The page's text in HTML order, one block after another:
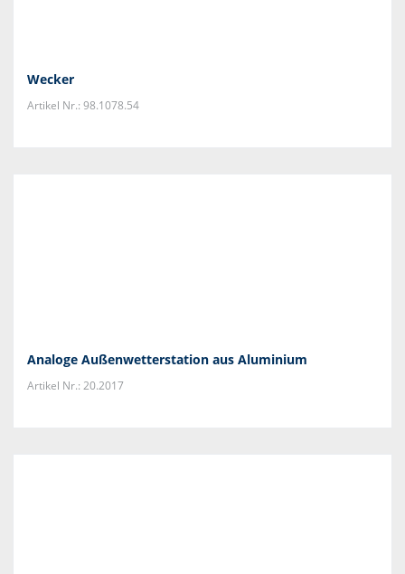
Wecker
Artikel Nr.: 98.1078.54
Analoge Außenwetterstation aus Aluminium
Artikel Nr.: 20.2017